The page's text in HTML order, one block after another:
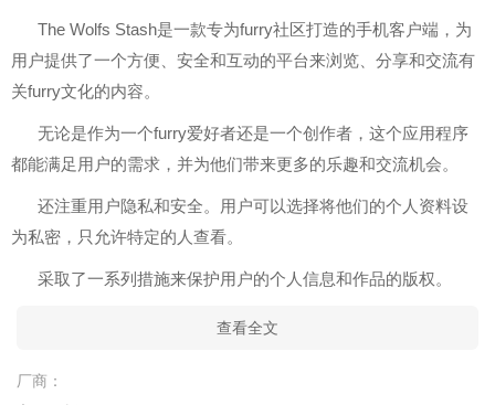
The Wolfs Stash是一款专为furry社区打造的手机客户端，为
用户提供了一个方便、安全和互动的平台来浏览、分享和交流有
关furry文化的内容。
无论是作为一个furry爱好者还是一个创作者，这个应用程序
都能满足用户的需求，并为他们带来更多的乐趣和交流机会。
还注重用户隐私和安全。用户可以选择将他们的个人资料设
为私密，只允许特定的人查看。
采取了一系列措施来保护用户的个人信息和作品的版权。
查看全文
厂商：